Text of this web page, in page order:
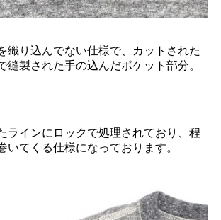
織り込んでない仕様で、カットされた
縫製された手の込んだポケット部分。
ラインにロックで処理されており、程
いてくる仕様になっております。